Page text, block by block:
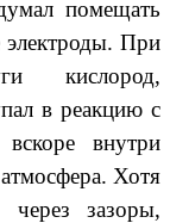
помещать
электроды. При
кислород,
в реакцию с
внутри
Хотя
через зазоры,